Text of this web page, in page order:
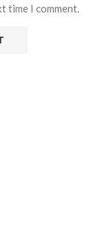
time I comment.